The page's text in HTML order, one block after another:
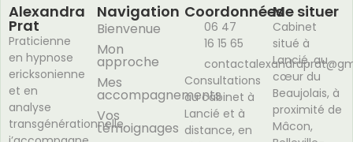
Alexandra
Prat
Praticienne
en hypnose
ericksonienne
et en
analyse
transgénérationnelle,
Navigation
Bienvenue
Mon
approche
Mes
accompagnements
Vos
témoignages
Coordonnées
06 47
16 15 65
Consultations
au cabinet à
Lancié et à
distance, en
Me situer
Cabinet
situé à
Lancié, au
cœur du
Beaujolais, à
proximité de
Mâcon,